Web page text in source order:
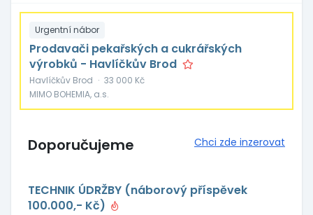
Urgentní nábor
Prodavači pekařských a cukrářských
výrobků - Havlíčkův Brod
Havlíčkův Brod · 33 000 Kč
MIMO BOHEMIA, a.s.
Doporučujeme Chci zde inzerovat
TECHNIK ÚDRŽBY (náborový příspěvek
100.000,- Kč)